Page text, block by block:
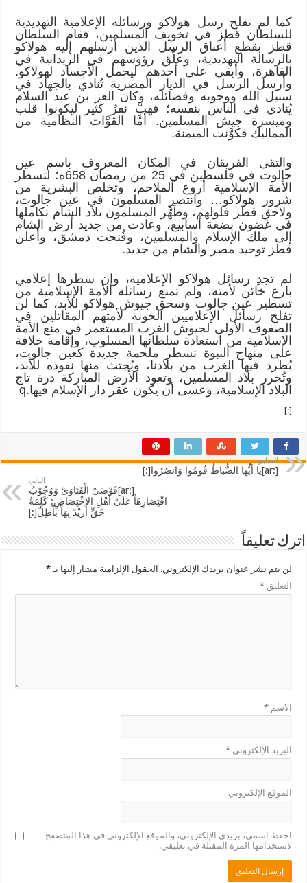
كما لم تفلح رسل هولاكو ورسائله الإعلامية التهديدية
للسلطان قطز في تخويف المسلمين، فقام السلطان
قطز بقطع أعناق الرسل الذين أرسلهم إليه هولاكو
بالرسالة التهديدية، وعلَّق رؤوسهم في الريدانية في
القاهرة، وأبقى على أحدهم ليحمل الأجساد لهولاكو.
وأَرسل الرسل في الديار المصرية تُنادي بالجهاد في
سبيل الله ووجوبه وفضائله، وكان العز بن عبد السلام
يُنادي في الناس بنفسه؛ فهبَّ نفرٌ كثير ليكونوا قلب
وميسرة جيش المسلمين. أمَّا القوَّات النظامية من
المماليك فكوَّنت الميمنة.
والتقى الفريقان في المكان المعروف باسم عين
جالوت في فلسطين في 25 من رمضان 658ه؛ لتسطر
الأمة الإسلامية أروع الملاحم، وتخلص البشرية من
شرور هولاكو… وانتصر المسلمون في عين جالوت،
ولاحق قطز فلولهم، وطَهَّر المسلمون بلاد الشام بكاملها
في غضون بضعة أسابيع، وعادت من جديد أرض الشام
إلى ملك الإسلام والمسلمين، وفُتحت دمشق، وأعلن
قطز توحيد مصر والشام من جديد.
لم تجدِ رسائل هولاكو الإعلامية، وإن سطرها إعلامي
بارع خائن لأمته، ولم تمنع رسائله الأمة الإسلامية من
تسطير عين جالوت وسحق جيوش هولاكو للأبد، كما لن
تفلح رسائل الإعلاميين الخونة لأمتهم المقاتلين في
الصفوف الأولى لجيوش الغرب المستعمر في منع الأمة
الإسلامية من استعادة سلطانها المسلوب، وإقامة خلافة
على منهاج النبوة تسطر ملحمة جديدة كعين جالوت،
يُطرد فيها الغرب من بلادنا، ويُجتث منها نفوذه للأبد،
وتُحرر بلاد المسلمين، وتعود الأرض المباركة درة تاج
البلاد الإسلامية، وعسى أن يكون عقر دار الإسلام فيها.q
[:]
السابق
[:ar]يا أيُّها الضُّباطُ قُومُوا وَانصُرُوا[:]
التالي
[:ar]فَوْضَىْ الْفَتَاوَىْ وَوُجُوْبُ
اقْتِصَارِهَاْ عَلَىْ أَهْلِ الاخْتِصَاصِ: كَلِمَةُ
حَقٍّ أُرِيْدَ بِهَاْ باْطِلٌ[:]
اترك تعليقاً
لن يتم نشر عنوان بريدك الإلكتروني. الحقول الإلزامية مشار إليها بـ*
التعليق*
الاسم*
البريد الإلكتروني*
الموقع الإلكتروني
احفظ اسمي، بريدي الإلكتروني، والموقع الإلكتروني في هذا المتصفح
لاستخدامها المرة المقبلة في تعليقي.